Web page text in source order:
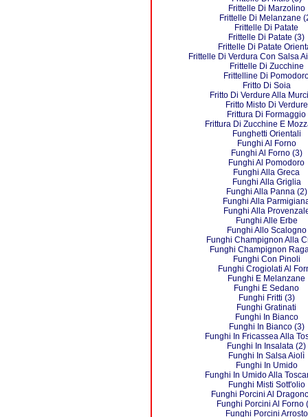
Frittelle Di Marzolino
Frittelle Di Melanzane
Frittelle Di Patate
Frittelle Di Patate (3)
Frittelle Di Patate
Frittelle Di Verdura Con Salsa
Frittelle Di Zucchine
Frittelline Di
Fritto Di Soia
Fritto Di Verdure Alla
Fritto Misto Di Verdure
Frittura Di Formaggio
Frittura Di Zucchine E
Funghetti Orientali
Funghi Al Forno
Funghi Al Forno (3)
Funghi Al Pomodoro
Funghi Alla Greca
Funghi Alla Griglia
Funghi Alla Panna (2)
Funghi Alla
Funghi Alla
Funghi Alle Erbe
Funghi Allo Scalogno
Funghi Champignon Alla
Funghi Champignon
Funghi Con Pinoli
Funghi Crogiolati Al
Funghi E Melanzane
Funghi E Sedano
Funghi Fritti (3)
Funghi Gratinati
Funghi In Bianco
Funghi In Bianco (3)
Funghi In Fricassea Alla
Funghi In Insalata (2)
Funghi In Salsa Aiolì
Funghi In Umido
Funghi In Umido Alla
Funghi Misti Sott'olio
Funghi Porcini Al
Funghi Porcini Al Forno
Funghi Porcini Arrosto